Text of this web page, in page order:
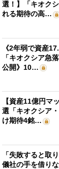
選！】「キオク
れる期待の高…
《2年弱で資産
「キオクシア急
公開》10…
【資産11億円マ
選「キオクシア
け期待4銘…
「失敗すると取
儀社の手を借り